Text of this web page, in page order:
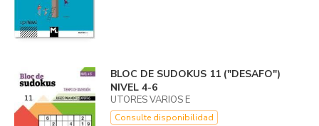
BLOC DE SUDOKUS 11 ("DESAFO")
NIVEL 4-6
UTORES VARIOS E
Consulte disponibilidad